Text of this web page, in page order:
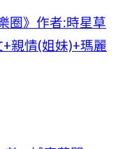
圈》作者:時星草
+親情(姐妹)+瑪麗